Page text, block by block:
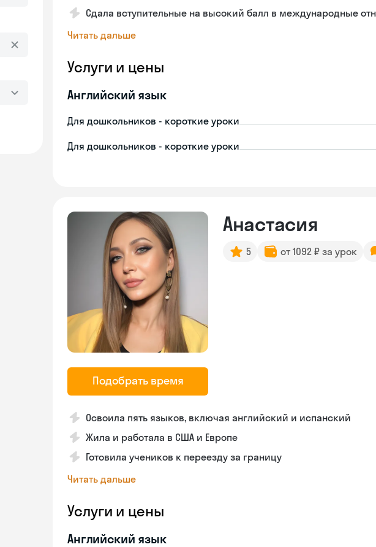
Сдала вступительные на высокий балл в международные
Читать дальше
Услуги и цены
Английский язык
Для дошкольников - короткие уроки
Для дошкольников - короткие уроки
Подобрать время
Анастасия
5 от 1092 ₽ за урок
Освоила пять языков, включая английский и испанский
Жила и работала в США и Европе
Готовила учеников к переезду за границу
Читать дальше
Услуги и цены
Английский язык